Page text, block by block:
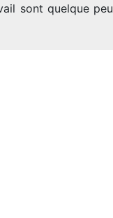
sont quelque peu